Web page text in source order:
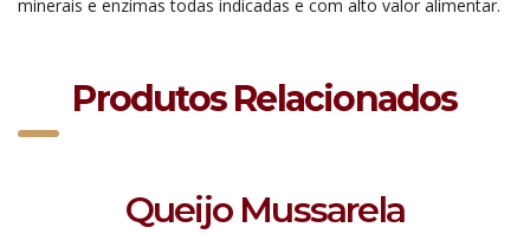
minerais e enzimas todas indicadas e com alto valor alimentar.
Produtos Relacionados
Queijo Mussarela